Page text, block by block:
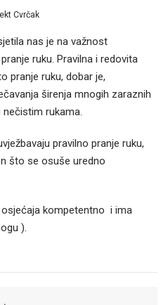
Cvrčak
nas je na važnost
ruku. Pravilna i redovita
pranje ruku, dobar je,
širenja mnogih zaraznih
rukama.
pravilno pranje ruku,
što se osuše uredno
kompetentno i ima
).